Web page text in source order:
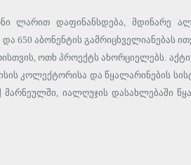
ლარით დაფინანსდება, მდინარე
650 აბონენტის გამრიცხველიანებას
ოთხ პროექტს ახორციელებს.
კოლექტორისა და წყალარინების
იალღუჯის დასახლებაში